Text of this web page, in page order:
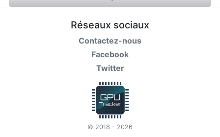
Réseaux sociaux
Contactez-nous
Facebook
Twitter
© 2018 - 2026